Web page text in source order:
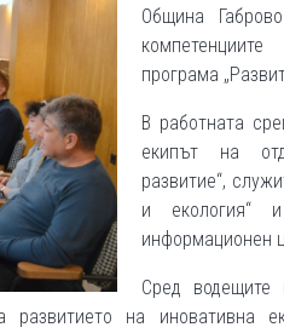
Община
програма
В работната
екипът на
развитие“,
и екология“
информационен
Сред водещите
развитието на иновативна